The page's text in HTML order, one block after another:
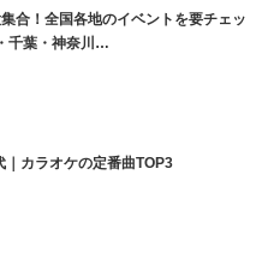
合！全国各地のイベントを要チェッ
千葉・神奈川…
｜カラオケの定番曲TOP3